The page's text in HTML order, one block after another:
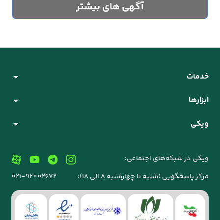
آگهی های بیشتر
خدمات
ابزارها
ویکی
ویکی در شبکه‌های اجتماعی:
مرکز پاسخگویی (شنبه تا چهارشنبه 8 الی 18):
021-92002672